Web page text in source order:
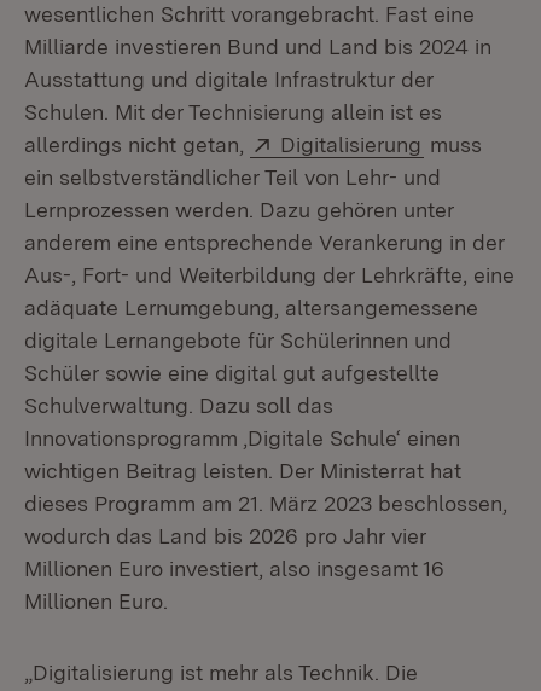
wesentlichen Schritt vorangebracht. Fast eine
Milliarde investieren Bund und Land bis 2024 in
Ausstattung und digitale Infrastruktur der
Schulen. Mit der Technisierung allein ist es
allerdings nicht getan,
Extern:
Digitalisierung (Öffnet in
muss
ein selbstverständlicher Teil von Lehr- und
Lernprozessen werden. Dazu gehören unter
anderem eine entsprechende Verankerung in der
Aus-, Fort- und Weiterbildung der Lehrkräfte, eine
adäquate Lernumgebung, altersangemessene
digitale Lernangebote für Schülerinnen und
Schüler sowie eine digital gut aufgestellte
Schulverwaltung. Dazu soll das
Innovationsprogramm ‚Digitale Schule‘ einen
wichtigen Beitrag leisten. Der Ministerrat hat
dieses Programm am 21. März 2023 beschlossen,
wodurch das Land bis 2026 pro Jahr vier
Millionen Euro investiert, also insgesamt 16
Millionen Euro.
„Digitalisierung ist mehr als Technik. Die